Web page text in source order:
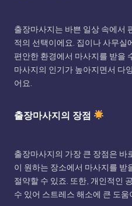
출장마사지는 바쁜 일상 속에서
적의 선택이에요. 집이나 사무실
편안한 환경에서 마사지를 받을
마사지의 인기가 높아지면서 다
어요.
출장마사지의 장점
출장마사지의 가장 큰 장점은 바
이 원하는 장소에서 마사지를 받
절약할 수 있죠. 또한, 개인적인
수 있어 스트레스 해소에 큰 도움